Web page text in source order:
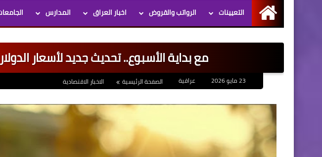
الرئيسية
التعيينات الرواتب والقروض اخبار العراق المدارس
مع بداية الأسبوع.. تحديث جديد لأسعار
عراقية الصفحة الرئيسية الاخبار الاقتصادية